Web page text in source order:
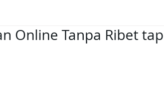
Online Tanpa Ribet